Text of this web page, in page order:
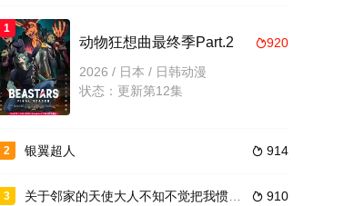
1
920
动物狂想曲最终季Part.2
2026 / 日本 / 日韩动漫
状态：更新第12集
2  914
银翼超人
3  910
关于邻家的天使大人不知不觉把我惯成了废人这档子事第二季